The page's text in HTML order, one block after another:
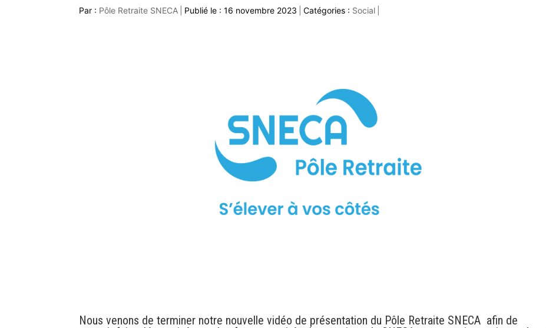
Par : Pôle Retraite SNECA Publié le : 16 novembre 2023 Catégories : Social
Nous venons de terminer notre nouvelle vidéo de présentation du Pôle Retraite SNECA afin de